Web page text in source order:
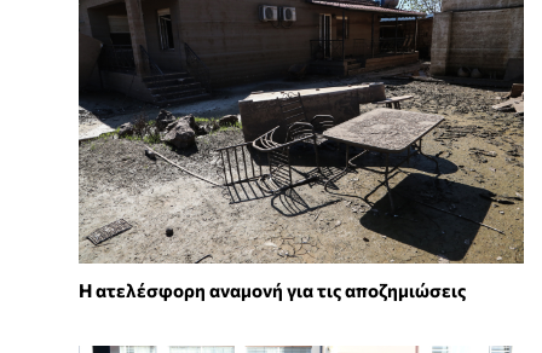
Η ατελέσφορη αναμονή για τις αποζημιώσεις